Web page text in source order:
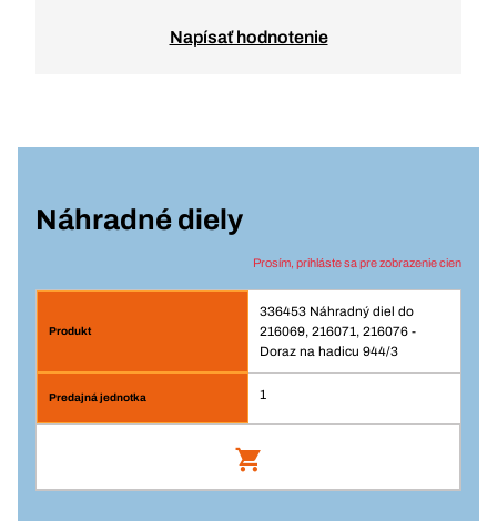
Napísať hodnotenie
Náhradné diely
Prosím, prihláste sa pre zobrazenie cien
336453 Náhradný diel do
216069, 216071, 216076 -
Doraz na hadicu 944/3
1